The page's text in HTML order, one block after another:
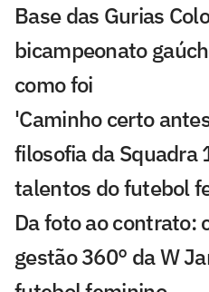
Base das Gurias
bicampeonato
como foi
'Caminho certo
filosofia da Squadra
talentos do futebol
Da foto ao contrato:
gestão 360° da W